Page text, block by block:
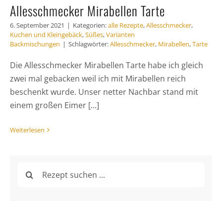
Allesschmecker Mirabellen Tarte
6. September 2021 | Kategorien:alle Rezepte,Allesschmecker,
Kuchen und Kleingebäck,Süßes,Varianten
Backmischungen | Schlagwörter:Allesschmecker, Mirabellen,Tarte
Die Allesschmecker Mirabellen Tarte habe ich gleich
zwei mal gebacken weil ich mit Mirabellen reich
beschenkt wurde. Unser netter Nachbar stand mit
einem großen Eimer [...]
Weiterlesen
nach: